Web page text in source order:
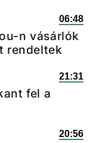
06:48
n vásárlók
rendeltek
21:31
fel a
20:56